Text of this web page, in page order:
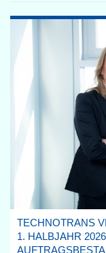
TECHNOTRANS
1. HALBJAHR